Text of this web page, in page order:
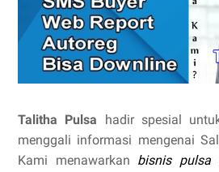
Talitha Pulsa hadir spesial
menggali informasi mengenai
Kami menawarkan bisnis pulsa